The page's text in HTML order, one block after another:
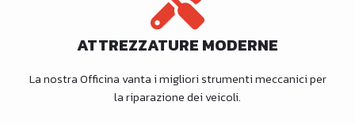
ATTREZZATURE MODERNE
La nostra Officina vanta i migliori strumenti meccanici per
la riparazione dei veicoli.